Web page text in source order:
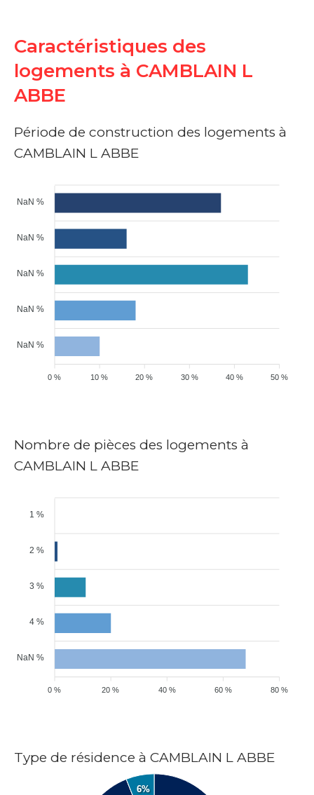
Caractéristiques des
logements à CAMBLAIN L
ABBE
Période de construction des logements à
CAMBLAIN L ABBE
NaN %
NaN %
NaN %
NaN %
NaN %
50 %
40 %
30 %
20 %
10 %
0 %
Nombre de pièces des logements à
CAMBLAIN L ABBE
1 %
2 %
3 %
4 %
NaN %
80 %
60 %
40 %
20 %
0 %
Type de résidence à CAMBLAIN L ABBE
6%